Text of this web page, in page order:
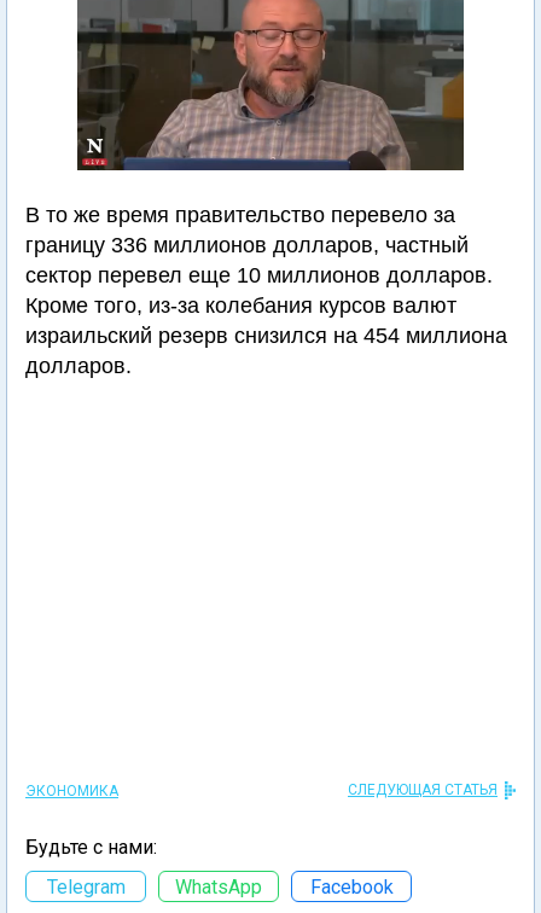
В то же время правительство перевело за
границу 336 миллионов долларов, частный
сектор перевел еще 10 миллионов долларов.
Кроме того, из-за колебания курсов валют
израильский резерв снизился на 454 миллиона
долларов.
ЭКОНОМИКА СЛЕДУЮЩАЯ СТАТЬЯ
Будьте с нами:
Telegram
WhatsApp Facebook